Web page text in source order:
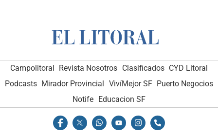
Campolitoral Revista Nosotros Clasificados CYD Litoral
Podcasts Mirador Provincial VivíMejor SF Puerto Negocios
Notife Educacion SF